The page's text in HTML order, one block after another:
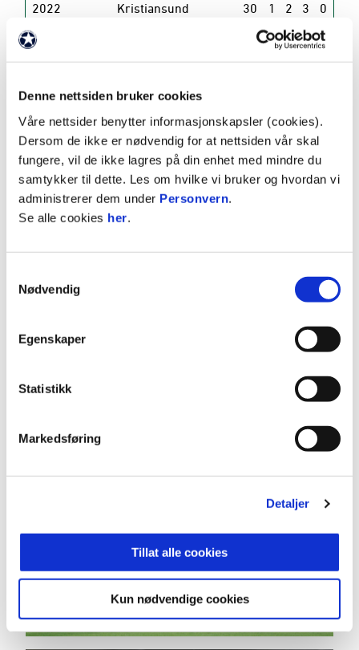
Denne nettsiden bruker cookies
Våre nettsider benytter informasjonskapsler (cookies).
Dersom de ikke er nødvendig for at nettsiden vår skal
fungere, vil de ikke lagres på din enhet med mindre du
samtykker til dette. Les om hvilke vi bruker og hvordan vi
administrerer dem under Personvern.
Se alle cookies her.
Nødvendig
Egenskaper
Statistikk
Markedsføring
Detaljer
Tillat alle cookies
Kun nødvendige cookies
2022
Kristiansund 30 1 2 3
0
2022
3 0 1
0
2021
Kristiansund
0
2020
Raufoss 18 1 2 2
2020
Raufoss 1 0 0 0
0
2019
Raufoss 2 0 0
0
2019
Raufoss
2017
0
2017
21.sep.2025
- DET VAR UTFORDRENDE